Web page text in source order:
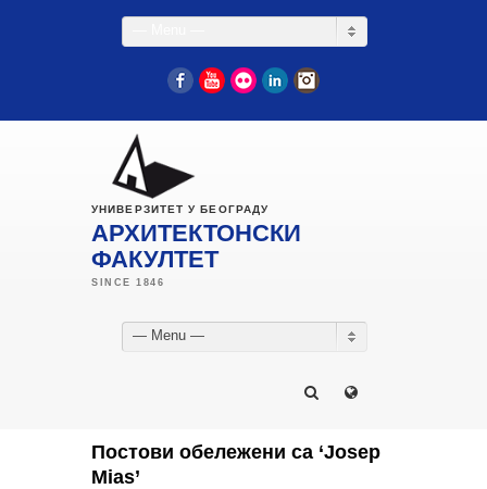
FacebookYouTube
Flickr LinkedIn
УНИВЕРЗИТЕТ У БЕОГРАДУ
АРХИТЕКТОНСКИ
ФАКУЛТЕТ
— Menu —
Постови обележени са ‘Josep
Mias’